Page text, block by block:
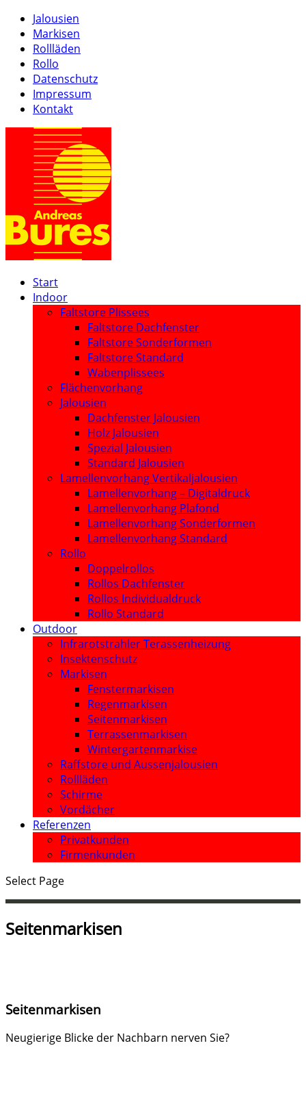
Jalousien
Markisen
Rollläden
Rollo
Datenschutz
Impressum
Kontakt
Start
Indoor
Faltstore Plissees
Faltstore Dachfenster
Faltstore Sonderformen
Faltstore Standard
Wabenplissees
Flächenvorhang
Jalousien
Dachfenster Jalousien
Holz Jalousien
Spezial Jalousien
Standard Jalousien
Lamellenvorhang Vertikaljalousien
Lamellenvorhang – Digitaldruck
Lamellenvorhang Plafond
Lamellenvorhang Sonderformen
Lamellenvorhang Standard
Rollo
Doppelrollos
Rollos Dachfenster
Rollos Individualdruck
Rollo Standard
Outdoor
Infrarotstrahler Terassenheizung
Insektenschutz
Markisen
Fenstermarkisen
Regenmarkisen
Seitenmarkisen
Terrassenmarkisen
Wintergartenmarkise
Raffstore und Aussenjalousien
Rollläden
Schirme
Vordächer
Referenzen
Privatkunden
Firmenkunden
Select Page
Seitenmarkisen
Seitenmarkisen
Neugierige Blicke der Nachbarn nerven Sie?